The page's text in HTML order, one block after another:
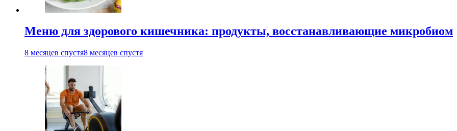
Меню для здорового кишечника: продукты, восстанавливающие микробиом
8 месяцев спустя8 месяцев спустя